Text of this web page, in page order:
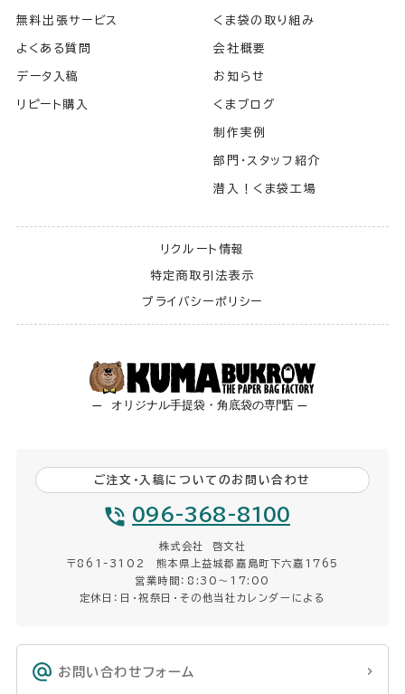
ご注文・入稿についてのお問い合わせ
096-368-8100
株式会社 啓文社
〒861-3102 熊本県上益城郡嘉島町下六嘉1765
営業時間：8:30〜17:00
定休日：日・祝祭日・その他当社カレンダーによる
お問い合わせフォーム
無料出張サービス
よくある質問
データ入稿
リピート購入
くま袋の取り組み
会社概要
お知らせ
くまブログ
制作実例
部門・スタッフ紹介
潜入！くま袋工場
リクルート情報
特定商取引法表示
プライバシーポリシー